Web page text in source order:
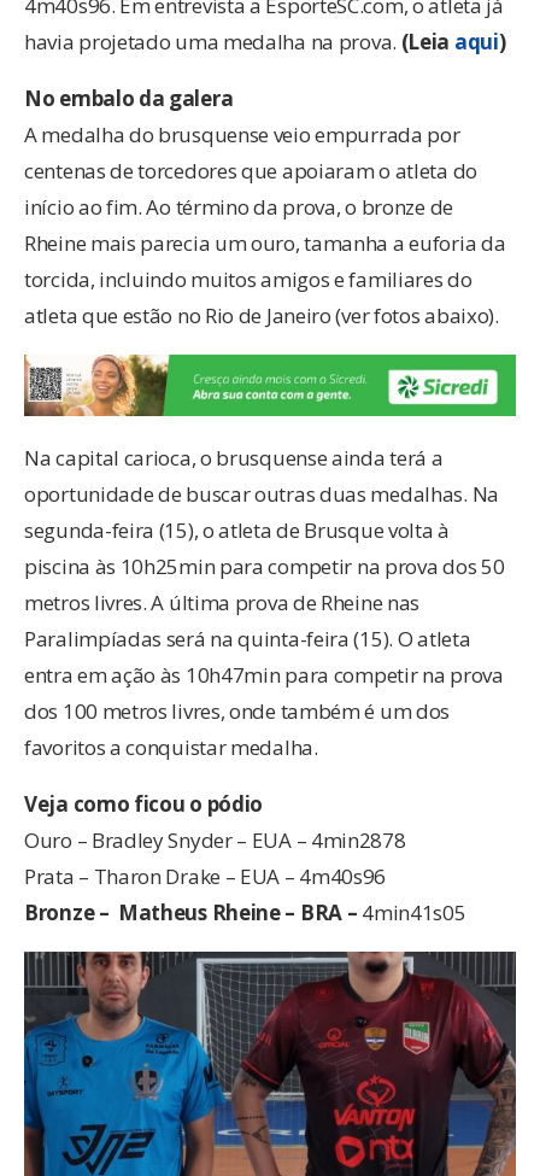
4m40s96. Em entrevista a EsporteSC.com, o atleta já
havia projetado uma medalha na prova. (Leia aqui)
No embalo da galera
A medalha do brusquense veio empurrada por
centenas de torcedores que apoiaram o atleta do
início ao fim. Ao término da prova, o bronze de
Rheine mais parecia um ouro, tamanha a euforia da
torcida, incluindo muitos amigos e familiares do
atleta que estão no Rio de Janeiro (ver fotos abaixo).
Na capital carioca, o brusquense ainda terá a
oportunidade de buscar outras duas medalhas. Na
segunda-feira (15), o atleta de Brusque volta à
piscina às 10h25min para competir na prova dos 50
metros livres. A última prova de Rheine nas
Paralimpíadas será na quinta-feira (15). O atleta
entra em ação às 10h47min para competir na prova
dos 100 metros livres, onde também é um dos
favoritos a conquistar medalha.
Veja como ficou o pódio
Ouro – Bradley Snyder – EUA – 4min2878
Prata – Tharon Drake – EUA – 4m40s96
Bronze – Matheus Rheine – BRA – 4min41s05